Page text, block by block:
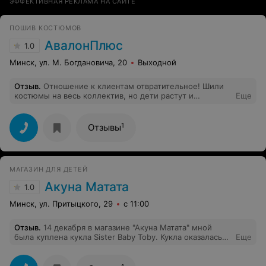
ПОШИВ КОСТЮМОВ
1.0 АвалонПлюс
Минск, ул. М. Богдановича, 20 Выходной
Отзыв. Отношение к клиентам отвратительное! Шили
костюмы на весь коллектив, но дети растут и
выслушали все: от нежелания сходить в гараж за
папкой с договором на пошив костюмов для
коллектива, до крика в телефон "Что вы вообще
звоните?! Идите куда хотите!" Если Вы знаете, что дети
подрастают, если Вам потом может понадобиться
обращайтесь в "ЧУП Авалонплюс": заносчивая мадам
выскажет Вам в телефон все, что можно, только не
готовность работать для Вас!!
Еще
Отзывы1
МАГАЗИН ДЛЯ ДЕТЕЙ
1.0 Акуна Матата
Минск, ул. Притыцкого, 29 с 11:00
Отзыв. 14 декабря в магазине "Акуна Матата" мной
была куплена кукла Sister Baby Toby. Кукла оказалась
Волосы расчесать невозможно, при кормлении вода
Еще